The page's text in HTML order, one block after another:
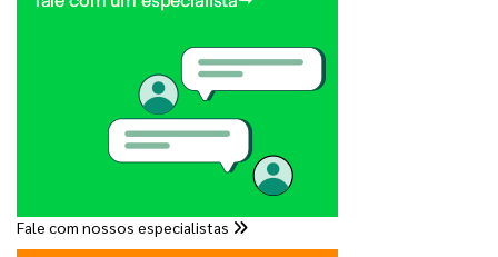
Fale com nossos especialistas